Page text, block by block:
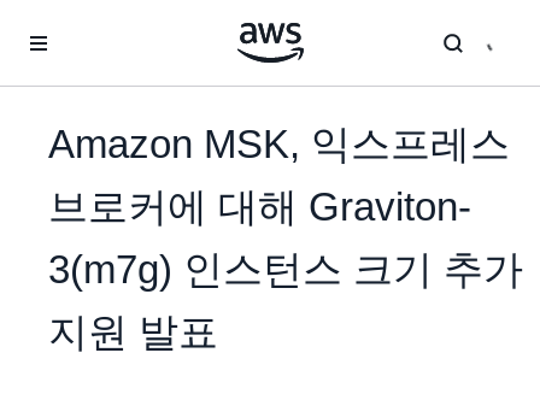
Amazon MSK, 익스프레스
브로커에 대해 Graviton-
3(m7g) 인스턴스 크기 추가
지원 발표